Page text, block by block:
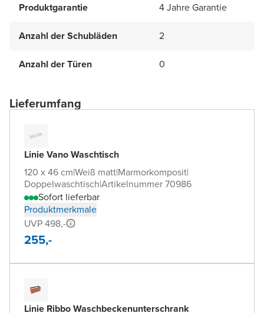
Produktgarantie
4 Jahre Garantie
Anzahl der Schubläden 2
Anzahl der Türen 0
Lieferumfang
Linie Vano Waschtisch
120 x 46 cm|Weiß matt|Marmorkomposit|
Doppelwaschtisch|Artikelnummer 70986
Sofort lieferbar
Produktmerkmale
UVP 498,-
255,-
Linie Ribbo Waschbeckenunterschrank